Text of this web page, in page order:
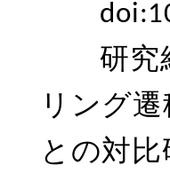
研究紹
リング
との対比